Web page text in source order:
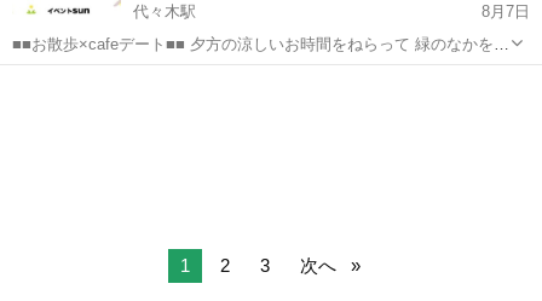
代々木駅
8月7日
■■お散歩×cafeデート■■ 夕方の涼しいお時間をねらって 緑のなかを一
緒にお散歩しませんか？ ー 歩きながらだと会話が自然と続く。 順路
1 2 3 次へ